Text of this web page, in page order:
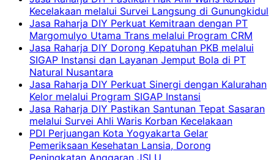
Kecelakaan melalui Survei Langsung di Gunungkidul
Jasa Raharja DIY Perkuat Kemitraan dengan PT
Margomulyo Utama Trans melalui Program CRM
Jasa Raharja DIY Dorong Kepatuhan PKB melalui
SIGAP Instansi dan Layanan Jemput Bola di PT
Natural Nusantara
Jasa Raharja DIY Perkuat Sinergi dengan Kalurahan
Kelor melalui Program SIGAP Instansi
Jasa Raharja DIY Pastikan Santunan Tepat Sasaran
melalui Survei Ahli Waris Korban Kecelakaan
PDI Perjuangan Kota Yogyakarta Gelar
Pemeriksaan Kesehatan Lansia, Dorong